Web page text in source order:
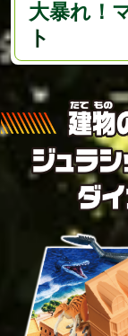
大暴れ！
ト